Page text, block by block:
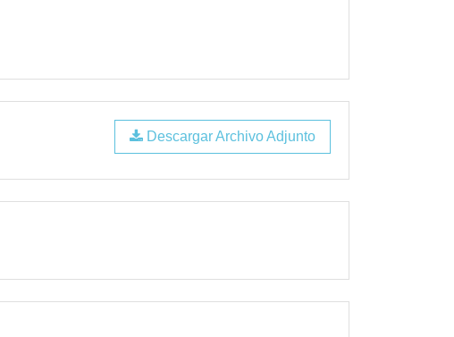
Descargar Archivo Adjunto